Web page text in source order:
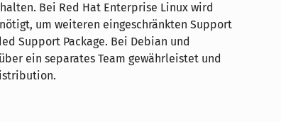
Bei Red Hat Enterprise Linux wird
um weiteren eingeschränkten Support
Support Package. Bei Debian und
ein separates Team gewährleistet und